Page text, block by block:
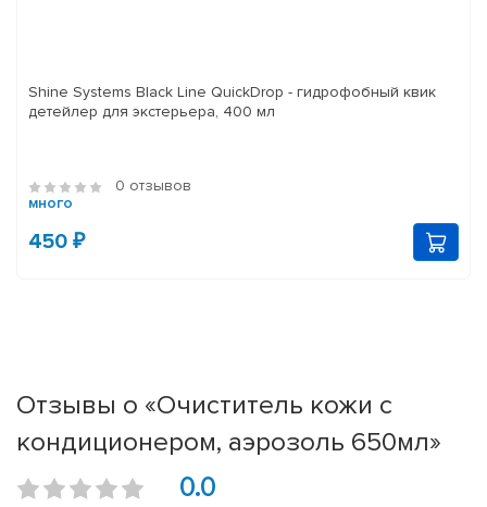
Shine Systems Black Line QuickDrop - гидрофобный квик
детейлер для экстерьера, 400 мл
0 отзывов
много
450 ₽
Отзывы о «Очиститель кожи с
кондиционером, аэрозоль 650мл»
0.0